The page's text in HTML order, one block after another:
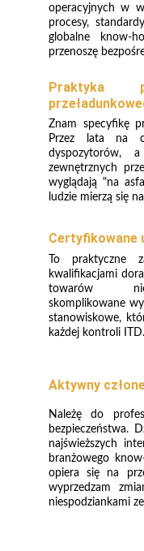
Praktyka
Znam specyfikę
Przez lata na
dyspozytorów,
zewnętrznych
wyglądają "na
ludzie mierzą się
Certyfikowane
To praktyczne
kwalifikacjami
towarów
skomplikowane
stanowiskowe,
każdej kontroli ITD.
operacyjnych w
procesy,
globalne know-
przenoszę
Aktywny
Należę do
bezpieczeństwa.
najświeższych
branżowego
opiera się na
wyprzedzam
niespodziankami